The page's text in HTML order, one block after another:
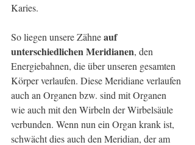
Karies.
So liegen unsere Zähne auf
unterschiedlichen Meridianen, den
Energiebahnen, die über unseren gesamten
Körper verlaufen. Diese Meridiane verlaufen
auch an Organen bzw. sind mit Organen
wie auch mit den Wirbeln der Wirbelsäule
verbunden. Wenn nun ein Organ krank ist,
schwächt dies auch den Meridian, der am